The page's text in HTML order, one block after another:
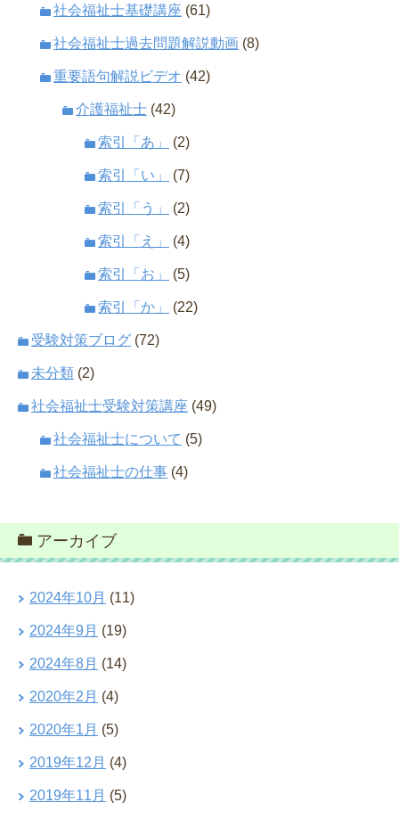
社会福祉士基礎講座 (61)
社会福祉士過去問題解説動画 (8)
重要語句解説ビデオ (42)
介護福祉士 (42)
索引「あ」 (2)
索引「い」 (7)
索引「う」 (2)
索引「え」 (4)
索引「お」 (5)
索引「か」 (22)
受験対策ブログ (72)
未分類 (2)
社会福祉士受験対策講座 (49)
社会福祉士について (5)
社会福祉士の仕事 (4)
アーカイブ
2024年10月 (11)
2024年9月 (19)
2024年8月 (14)
2020年2月 (4)
2020年1月 (5)
2019年12月 (4)
2019年11月 (5)